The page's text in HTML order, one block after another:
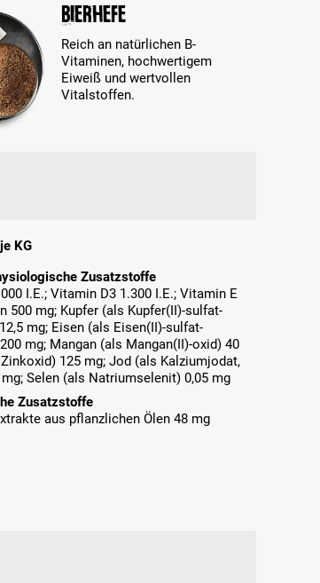
Bierhefe
Reich an natürlichen B-
Vitaminen, hochwertigem
Eiweiß und wertvollen
Vitalstoffen.
KG
Zusatzstoffe
I.E.; Vitamin D3 1.300 I.E.; Vitamin E
500 mg; Kupfer (als Kupfer(II)-sulfat-
mg; Eisen (als Eisen(II)-sulfat-
mg; Mangan (als Mangan(II)-oxid) 40
125 mg; Jod (als Kalziumjodat,
Selen (als Natriumselenit) 0,05 mg
Zusatzstoffe
aus pflanzlichen Ölen 48 mg